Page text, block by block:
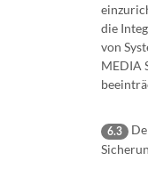
die
von
MEDIA
6.3